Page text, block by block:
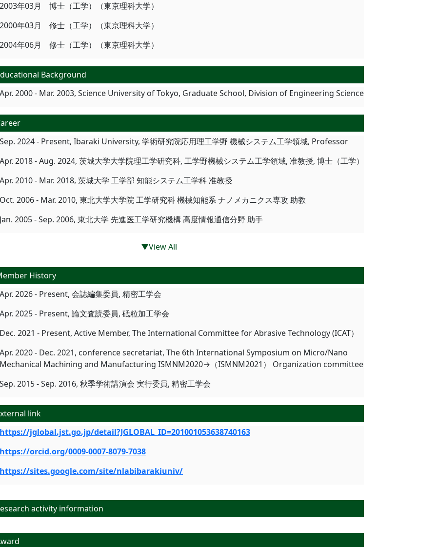
2003年03月 博士（工学）（東京理科大学）
2000年03月 修士（工学）（東京理科大学）
2004年06月 修士（工学）（東京理科大学）
Background
Apr. 2000 - Mar. 2003, Science University of Tokyo, Graduate School, Division of Engineering Science
Sep. 2024 - Present, Ibaraki University, 学術研究院応用理工学野 機械システム工学領域, Professor
Apr. 2018 - Aug. 2024, 茨城大学大学院理工学研究科, 工学野機械システム工学領域, 准教授, 博士（工学）
Apr. 2010 - Mar. 2018, 茨城大学 工学部 知能システム工学科 准教授
Oct. 2006 - Mar. 2010, 東北大学大学院 工学研究科 機械知能系 ナノメカニクス専攻 助教
Jan. 2005 - Sep. 2006, 東北大学 先進医工学研究機構 高度情報通信分野 助手
▼View All
History
Apr. 2026 - Present, 会誌編集委員, 精密工学会
Apr. 2025 - Present, 論文査読委員, 砥粒加工学会
Dec. 2021 - Present, Active Member, The International Committee for Abrasive Technology (ICAT）
Apr. 2020 - Dec. 2021, conference secretariat, The 6th International Symposium on Micro/Nano
Mechanical Machining and Manufacturing ISMNM2020→（ISMNM2021） Organization committee
Sep. 2015 - Sep. 2016, 秋季学術講演会 実行委員, 精密工学会
link
https://jglobal.jst.go.jp/detail?JGLOBAL_ID=201001053638740163
https://orcid.org/0009-0007-8079-7038
https://sites.google.com/site/nlabibarakiuniv/
activity information